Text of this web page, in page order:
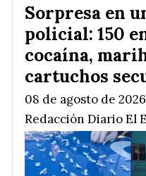
Sorpresa en
policial: 150
cocaína,
cartuchos
Redacción Diario El
08 de agosto de 2026